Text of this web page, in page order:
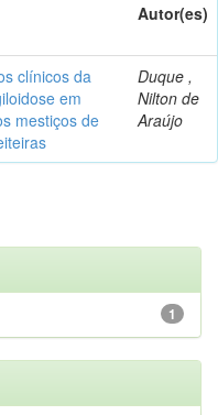
Autor(es)
clínicos da
em
mestiços de
Duque ,
Nilton de
Araújo
1